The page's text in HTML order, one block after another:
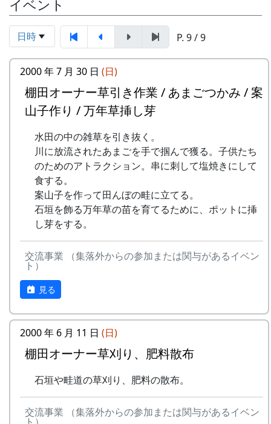
京都府立大学大学院歴史学専攻 山内愛弓
座談会
参加申込みについて
参加費 : 無料
申込み期日 : 2024年6月8日（日）
申込み・問い合せ先 : 那珂ふれあい館
多可町中区東山 539-3
TEL 0795-32-0685 FAX 0795-30-2730
mail : fureaikan@town.taka.lg.jp
の場合は翌水曜日休館）
12月3日（日）、県内外から総勢20数名の参加者
を得て、棚田の石積みワークショップが開催され
ました。最初に簡単な自己紹介。遠くは長崎県や
和歌山県からも参加があったり、老若男女、職業
も関心もバラバラ、非常にバラエティーに富んだ
メンバーでした。
開催日
2023年12月3日（日） 10:00 ～16:00
内容
⽯積みの保全に取り組む「⽯積み学校」の⾦⼦⽒
にお越しいただき⽯積みのワークショップを通じ
て、その価値や技術を学びます。
10:00 集合、金子氏によるお話、説明
10:00 ～ 13:30 休憩（簡単な炊き出しを
予定）
16:00 終了
主催
イベント
日時 P. 9 / 9
2000 年 7 月 30 日 (日)
棚田オーナー草引き作業 / あまごつかみ / 案
山子作り / 万年草挿し芽
水田の中の雑草を引き抜く。
川に放流されたあまごを手で掴んで獲る。子供たち
のためのアトラクション。串に刺して塩焼きにして
食する。
案山子を作って田んぼの畦に立てる。
石垣を飾る万年草の苗を育てるために、ポットに挿
し芽をする。
交流事業 （集落外からの参加または関与があるイベン
ト）
見る
2000 年 6 月 11 日 (日)
棚田オーナー草刈り、肥料散布
石垣や畦道の草刈り、肥料の散布。
交流事業 （集落外からの参加または関与があるイベン